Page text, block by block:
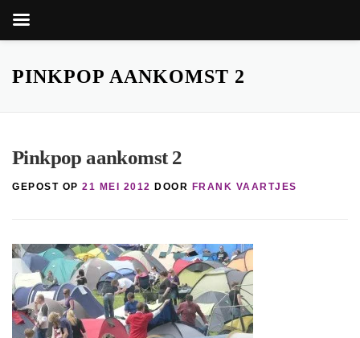
naarPINKPOP AANKOMST 2
Pinkpop aankomst 2
GEPOST OP 21 MEI 2012 DOOR FRANK VAARTJES